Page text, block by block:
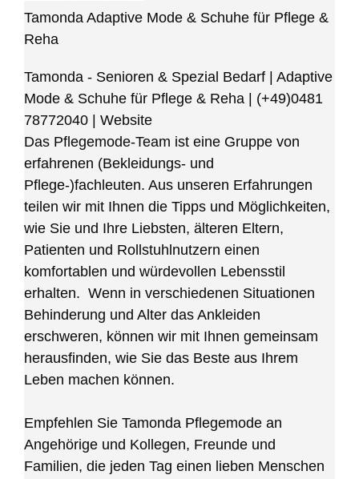
Tamonda Adaptive Mode & Schuhe für Pflege &
Reha
Tamonda - Senioren & Spezial Bedarf | Adaptive
Mode & Schuhe für Pflege & Reha
(+49)0481
78772040
Website
Das Pflegemode-Team ist eine Gruppe von
erfahrenen (Bekleidungs- und
Pflege-)fachleuten. Aus unseren Erfahrungen
teilen wir mit Ihnen die Tipps und Möglichkeiten,
wie Sie und Ihre Liebsten, älteren Eltern,
Patienten und Rollstuhlnutzern einen
komfortablen und würdevollen Lebensstil
erhalten. Wenn in verschiedenen Situationen
Behinderung und Alter das Ankleiden
erschweren, können wir mit Ihnen gemeinsam
herausfinden, wie Sie das Beste aus Ihrem
Leben machen können.
Empfehlen Sie Tamonda Pflegemode an
Angehörige und Kollegen, Freunde und
Familien, die jeden Tag einen lieben Menschen